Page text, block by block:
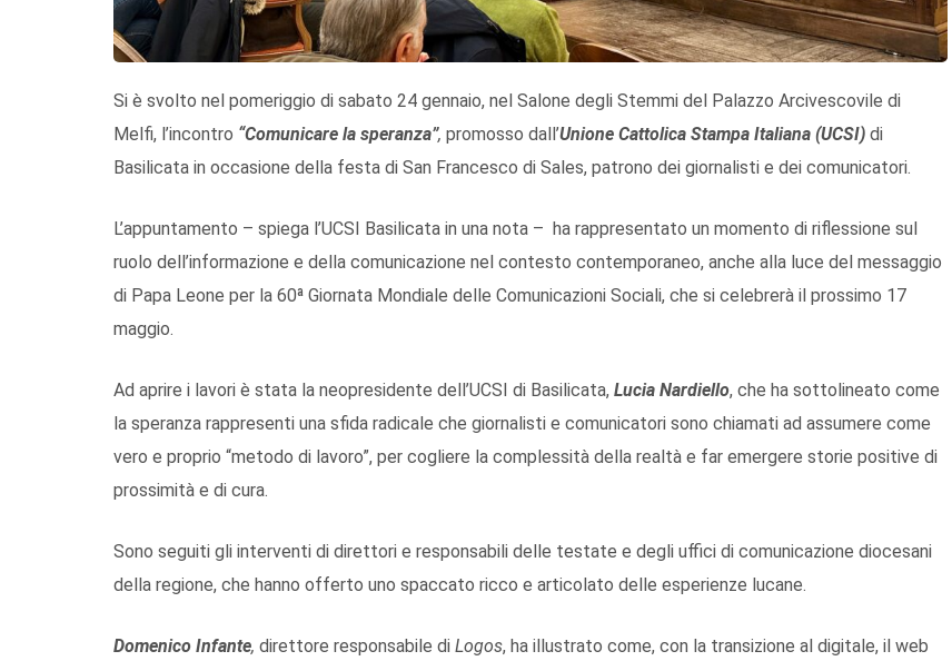
Si è svolto nel pomeriggio di sabato 24 gennaio, nel Salone degli Stemmi del Palazzo Arcivescovile di
Melfi, l’incontro “Comunicare la speranza”, promosso dall’Unione Cattolica Stampa Italiana (UCSI) di
Basilicata in occasione della festa di San Francesco di Sales, patrono dei giornalisti e dei comunicatori.
L’appuntamento – spiega l’UCSI Basilicata in una nota – ha rappresentato un momento di riflessione sul
ruolo dell’informazione e della comunicazione nel contesto contemporaneo, anche alla luce del messaggio
di Papa Leone per la 60ª Giornata Mondiale delle Comunicazioni Sociali, che si celebrerà il prossimo 17
maggio.
Ad aprire i lavori è stata la neopresidente dell’UCSI di Basilicata, Lucia Nardiello, che ha sottolineato come
la speranza rappresenti una sfida radicale che giornalisti e comunicatori sono chiamati ad assumere come
vero e proprio “metodo di lavoro”, per cogliere la complessità della realtà e far emergere storie positive di
prossimità e di cura.
Sono seguiti gli interventi di direttori e responsabili delle testate e degli uffici di comunicazione diocesani
della regione, che hanno offerto uno spaccato ricco e articolato delle esperienze lucane.
Domenico Infante, direttore responsabile di Logos, ha illustrato come, con la transizione al digitale, il web